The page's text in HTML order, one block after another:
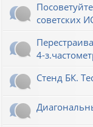
советских
4-
Стенд БК.